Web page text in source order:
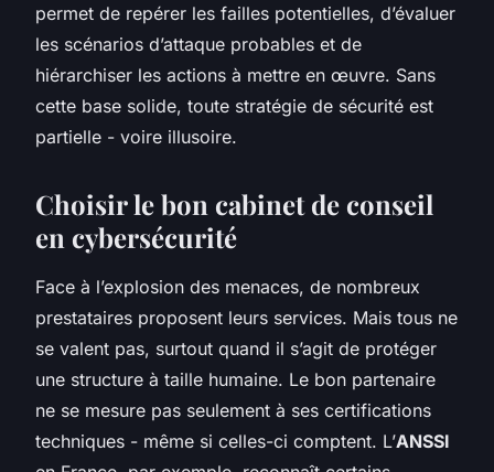
permet de repérer les failles potentielles, d’évaluer
les scénarios d’attaque probables et de
hiérarchiser les actions à mettre en œuvre. Sans
cette base solide, toute stratégie de sécurité est
partielle - voire illusoire.
Choisir le bon cabinet de conseil
en cybersécurité
Face à l’explosion des menaces, de nombreux
prestataires proposent leurs services. Mais tous ne
se valent pas, surtout quand il s’agit de protéger
une structure à taille humaine. Le bon partenaire
ne se mesure pas seulement à ses certifications
techniques - même si celles-ci comptent. L’ANSSI